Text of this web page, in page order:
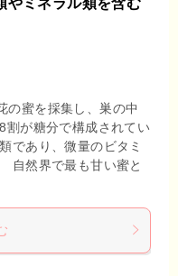
の蜜を採集し、巣の中
割が糖分で構成されてい
であり、微量のビタミ
自然界で最も甘い蜜と